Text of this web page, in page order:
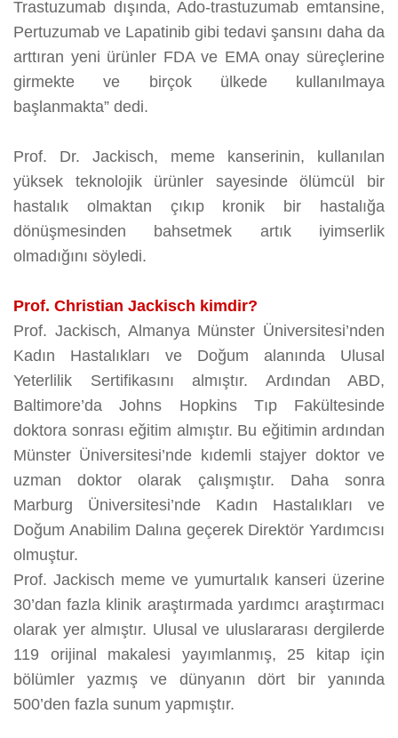
Trastuzumab dışında, Ado-trastuzumab emtansine,
Pertuzumab ve Lapatinib gibi tedavi şansını daha da
arttıran yeni ürünler FDA ve EMA onay süreçlerine
girmekte ve birçok ülkede kullanılmaya
başlanmakta” dedi.
Prof. Dr. Jackisch, meme kanserinin, kullanılan
yüksek teknolojik ürünler sayesinde ölümcül bir
hastalık olmaktan çıkıp kronik bir hastalığa
dönüşmesinden bahsetmek artık iyimserlik
olmadığını söyledi.
Prof. Christian Jackisch kimdir?
Prof. Jackisch, Almanya Münster Üniversitesi’nden
Kadın Hastalıkları ve Doğum alanında Ulusal
Yeterlilik Sertifikasını almıştır. Ardından ABD,
Baltimore’da Johns Hopkins Tıp Fakültesinde
doktora sonrası eğitim almıştır. Bu eğitimin ardından
Münster Üniversitesi’nde kıdemli stajyer doktor ve
uzman doktor olarak çalışmıştır. Daha sonra
Marburg Üniversitesi’nde Kadın Hastalıkları ve
Doğum Anabilim Dalına geçerek Direktör Yardımcısı
olmuştur.
Prof. Jackisch meme ve yumurtalık kanseri üzerine
30’dan fazla klinik araştırmada yardımcı araştırmacı
olarak yer almıştır. Ulusal ve uluslararası dergilerde
119 orijinal makalesi yayımlanmış, 25 kitap için
bölümler yazmış ve dünyanın dört bir yanında
500’den fazla sunum yapmıştır.